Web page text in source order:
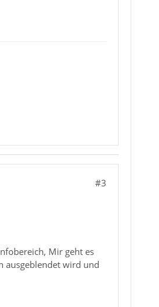
#3
Mir geht es
ausgeblendet wird und